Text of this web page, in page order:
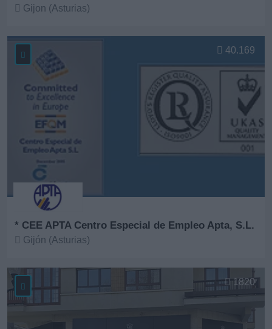
Gijon (Asturias)
* CEE APTA Centro Especial de Empleo Apta, S.L.
Gijón (Asturias)
40.169
1820